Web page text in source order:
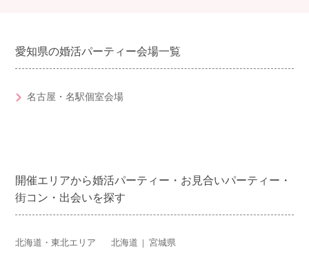
愛知県の婚活パーティー会場一覧
名古屋・名駅個室会場
開催エリアから婚活パーティー・お見合いパーティー・
街コン・出会いを探す
北海道・東北エリア 北海道 宮城県